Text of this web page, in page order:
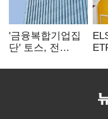
'금융복합기업집
단' 토스, 전
표준화
제